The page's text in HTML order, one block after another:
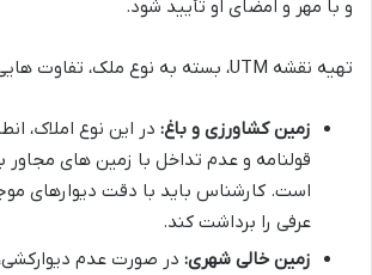
و با مهر و امضای او تأیید شود.
تهیه نقشه UTM، بسته به نوع ملک، تفاوت هایی دارد:
زمین کشاورزی و باغ: در این نوع املاک،
قولنامه و عدم تداخل با زمین های مجاور
است. کارشناس باید با دقت دیوارهای
عرفی را برداشت کند.
زمین خالی شهری: در صورت عدم